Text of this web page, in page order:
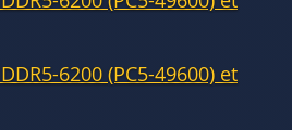
6200 (PC5-49600) et